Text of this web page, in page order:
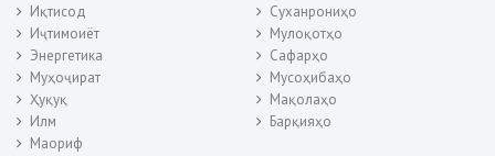
Иқтисод
Иҷтимоиёт
Энергетика
Муҳоҷират
Ҳуқуқ
Илм
Маориф
Суханрониҳо
Мулоқотҳо
Сафарҳо
Мусоҳибаҳо
Мақолаҳо
Барқияҳо